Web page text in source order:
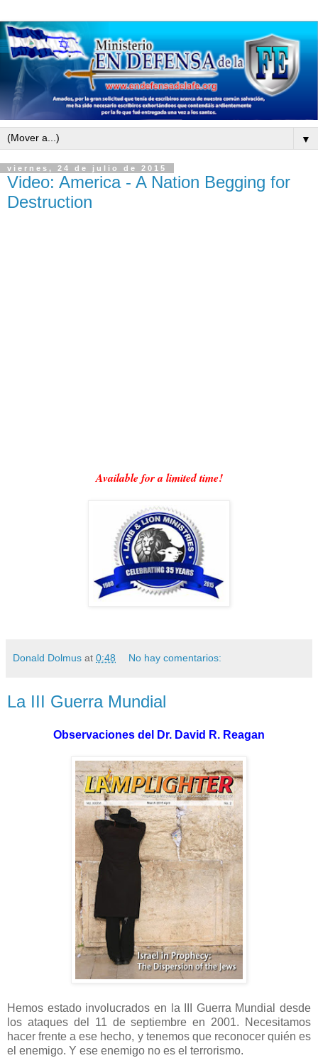
▼
viernes, 24 de julio de 2015
Video: America - A Nation Begging for
Destruction
Available for a limited time!
Donald Dolmus at 0:48 No hay comentarios:
La III Guerra Mundial
Observaciones del Dr. David R. Reagan
Hemos estado involucrados en la III Guerra Mundial desde
los ataques del 11 de septiembre en 2001. Necesitamos
hacer frente a ese hecho, y tenemos que reconocer quién es
el enemigo. Y ese enemigo no es el terrorismo.